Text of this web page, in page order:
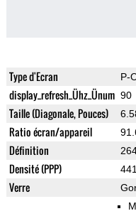
Type d'Ecran P-
display_refresh_Ühz_Ünum 90
Taille (Diagonale, Pouces)
Ratio écran/appareil
Définition
Densité (PPP)
Verre